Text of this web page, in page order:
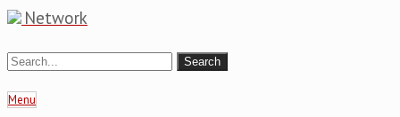
Network
Menu